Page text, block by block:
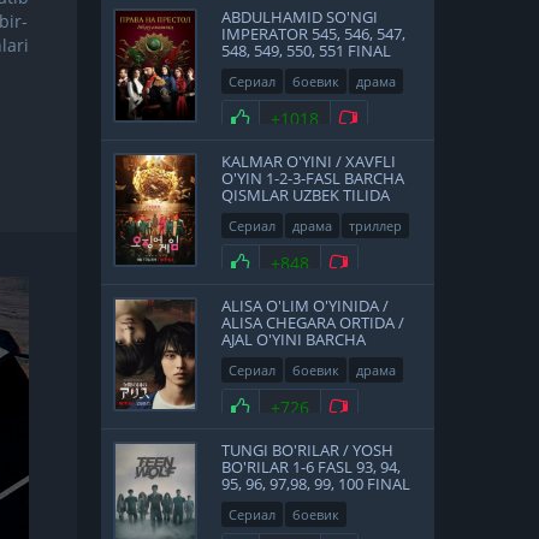
ABDULHAMID SO'NGI
IMPERATOR 545, 546, 547,
548, 549, 550, 551 FINAL
QISMLAR UZBEK TILIDA
Сериал боевик
драма
история
2017
Нравится
+1018 Не нравится
KALMAR O'YINI / XAVFLI
O'YIN 1-2-3-FASL BARCHA
QISMLAR UZBEK TILIDA
Сериал драма
триллер
2021
Нравится
+848 Не нравится
ALISA O'LIM O'YINIDA /
ALISA CHEGARA ORTIDA /
AJAL O'YINI BARCHA
QISMLAR UZBEK TILIDA
Сериал боевик
драма
фантастика
Япония
Нравится
+726 Не нравится
TUNGI BO'RILAR / YOSH
BO'RILAR 1-6 FASL 93, 94,
95, 96, 97,98, 99, 100 FINAL
QISMLAR UZBEK TILIDA
Сериал
боевик